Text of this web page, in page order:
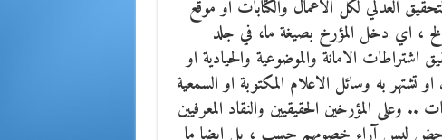
العدلي لكل الاعمال والكتابات أو موقع
الخ ، اي دخل المؤرخ بصيغة ما، في جلد
اشتراطات الامانة والموضوعية والحيادية او
تشتهر به وسائل الاعلام المكتوبة او السمعية
المؤرخين الحقيقيين والنقاد المعرفيين